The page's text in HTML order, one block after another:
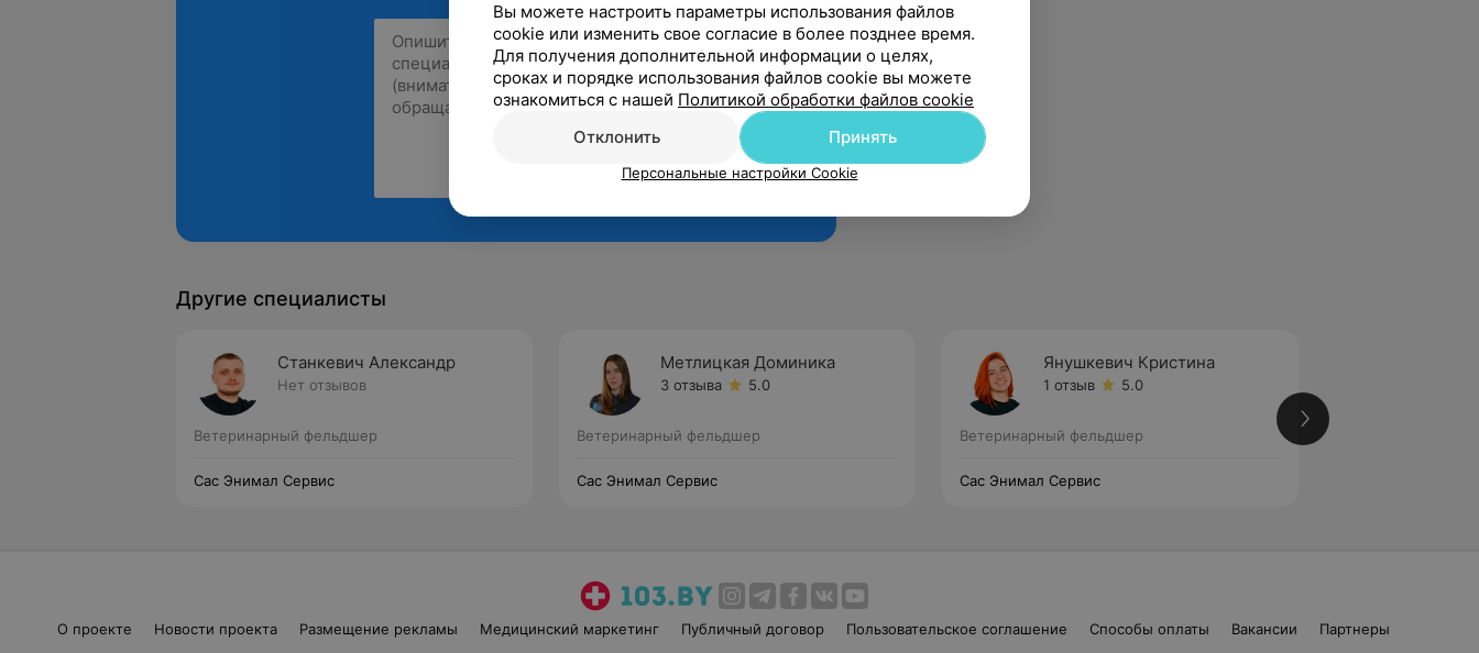
Рекомендую
Другие специалисты
Станкевич Александр
Нет отзывов
Ветеринарный фельдшер
Сас Энимал Сервис
Метлицкая Доминика
3 отзыва 5.0
Ветеринарный фельдшер
Сас Энимал Сервис
Янушкевич Кристина
1 отзыв 5.0
Ветеринарный фельдшер
Сас Энимал Сервис
О проекте Новости проекта Размещение рекламы Медицинский маркетинг Публичный договор Пользовательское соглашение Способы оплаты Вакансии
Партнеры
Вы можете настроить параметры использования файлов
cookie или изменить свое согласие в более позднее время.
Для получения дополнительной информации о целях,
сроках и порядке использования файлов cookie вы можете
ознакомиться с нашей Политикой обработки файлов cookie
Отклонить
Принять
Персональные настройки Cookie